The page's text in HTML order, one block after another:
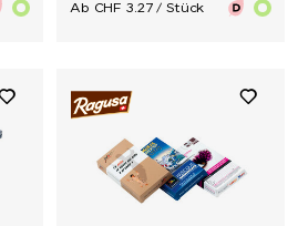
Ab CHF 3.27 / Stück